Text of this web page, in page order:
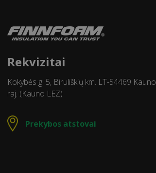
Rekvizitai
Kokybės g. 5, Biruliškių km. LT-54469 Kauno
raj. (Kauno LEZ)
Prekybos atstovai